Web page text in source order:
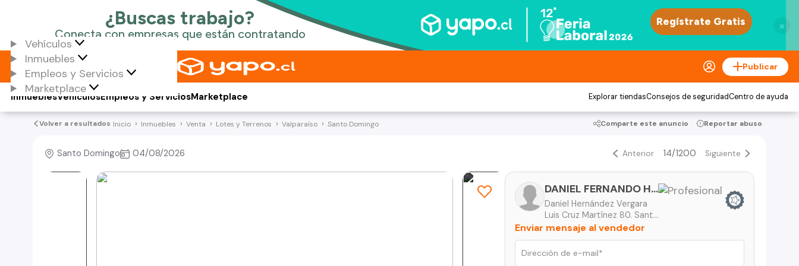
×
Vehículos
Inmuebles
Empleos y Servicios
Marketplace
Publicar
Vehículos
Inmuebles Empleos y ServiciosMarketplace Explorar tiendasConsejos de seguridadCentro de ayuda
Volver a resultados Inicio Inmuebles Venta Lotes y Terrenos Valparaíso Santo Domingo Comparte este anuncio Reportar abuso
Santo Domingo 04/08/2026 Anterior 14/1200 Siguiente
DANIEL FERNANDO HERNÁNDEZ VERGARA
Daniel Hernández Vergara
Luis Cruz Martínez 80. Santo Domingo. -
Enviar mensaje al vendedor